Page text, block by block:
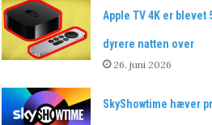
Apple TV 4K er blevet
dyrere natten over
26. juni 2026
SkyShowtime hæver